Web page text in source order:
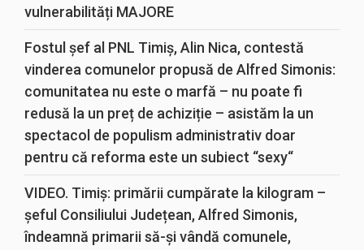
vulnerabilități MAJORE
Fostul șef al PNL Timiș, Alin Nica, contestă
vinderea comunelor propusă de Alfred Simonis:
comunitatea nu este o marfă – nu poate fi
redusă la un preț de achiziție – asistăm la un
spectacol de populism administrativ doar
pentru că reforma este un subiect “sexy“
VIDEO. Timiș: primării cumpărate la kilogram –
șeful Consiliului Județean, Alfred Simonis,
îndeamnă primarii să-și vândă comunele,